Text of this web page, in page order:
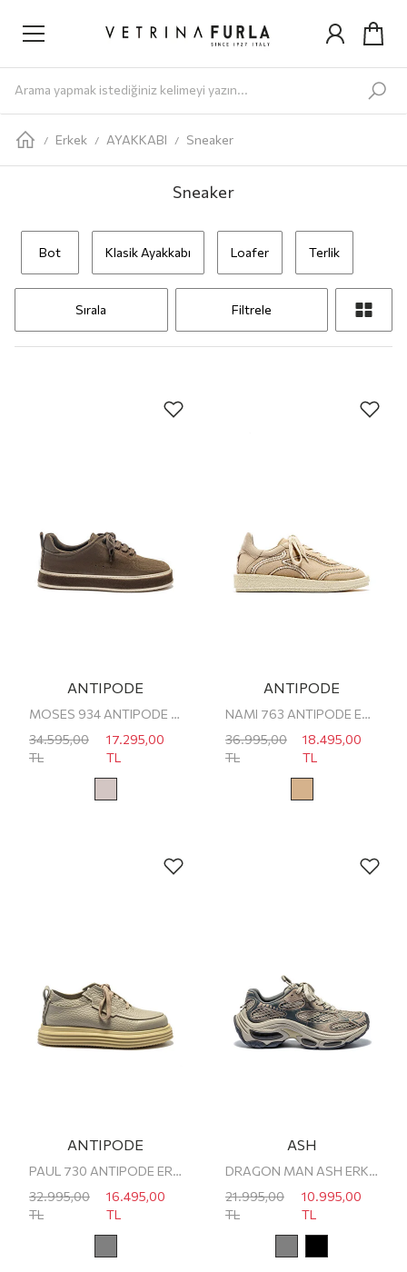
/
Erkek / AYAKKABI / Sneaker
Sneaker
Bot Klasik Ayakkabı Loafer Terlik
Sırala Filtrele
ANTIPODE
MOSES 934 ANTIPODE ERKEK SNEAKER
34.595,00
TL
17.295,00
TL
ANTIPODE
NAMI 763 ANTIPODE ERKEK SNEAKER
36.995,00
TL
18.495,00
TL
ANTIPODE
PAUL 730 ANTIPODE ERKEK SNEAKER
32.995,00
TL
16.495,00
TL
ASH
DRAGON MAN ASH ERKEK SNEAKER
21.995,00
TL
10.995,00
TL